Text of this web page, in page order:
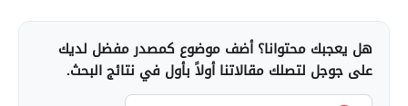
هل يعجبك محتوانا؟ أضف موضوع كمصدر مفضل لديك
على جوجل لتصلك مقالاتنا أولاً بأول في نتائج البحث.